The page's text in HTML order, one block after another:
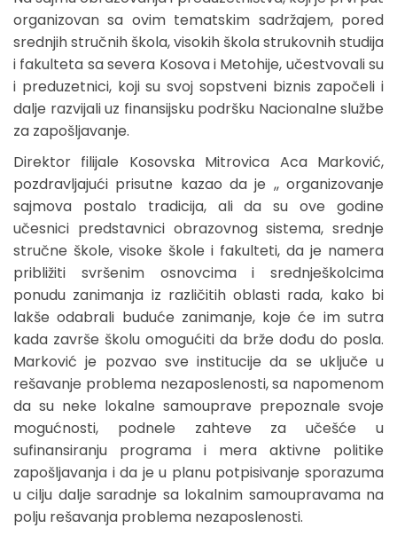
organizovan sa ovim tematskim sadržajem, pored
srednjih stručnih škola, visokih škola strukovnih studija
i fakulteta sa severa Kosova i Metohije, učestvovali su
i preduzetnici, koji su svoj sopstveni biznis započeli i
dalje razvijali uz finansijsku podršku Nacionalne službe
za zapošljavanje.
Direktor filijale Kosovska Mitrovica Aca Marković,
pozdravljajući prisutne kazao da je ,, organizovanje
sajmova postalo tradicija, ali da su ove godine
učesnici predstavnici obrazovnog sistema, srednje
stručne škole, visoke škole i fakulteti, da je namera
približiti svršenim osnovcima i srednješkolcima
ponudu zanimanja iz različitih oblasti rada, kako bi
lakše odabrali buduće zanimanje, koje će im sutra
kada završe školu omogućiti da brže dođu do posla.
Marković je pozvao sve institucije da se uključe u
rešavanje problema nezaposlenosti, sa napomenom
da su neke lokalne samouprave prepoznale svoje
mogućnosti, podnele zahteve za učešće u
sufinansiranju programa i mera aktivne politike
zapošljavanja i da je u planu potpisivanje sporazuma
u cilju dalje saradnje sa lokalnim samoupravama na
polju rešavanja problema nezaposlenosti.